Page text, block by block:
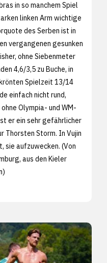
in so manchem Spiel
linken Arm wichtige
des Serben ist in
vergangenen gesunken
ohne Siebenmeter
4,6/3,5 zu Buche, in
Spielzeit 13/14
einfach nicht rund,
Olympia- und WM-
er ein sehr gefährlicher
Thorsten Storm. In Vujin
sie aufzuwecken. (Von
aus den Kieler